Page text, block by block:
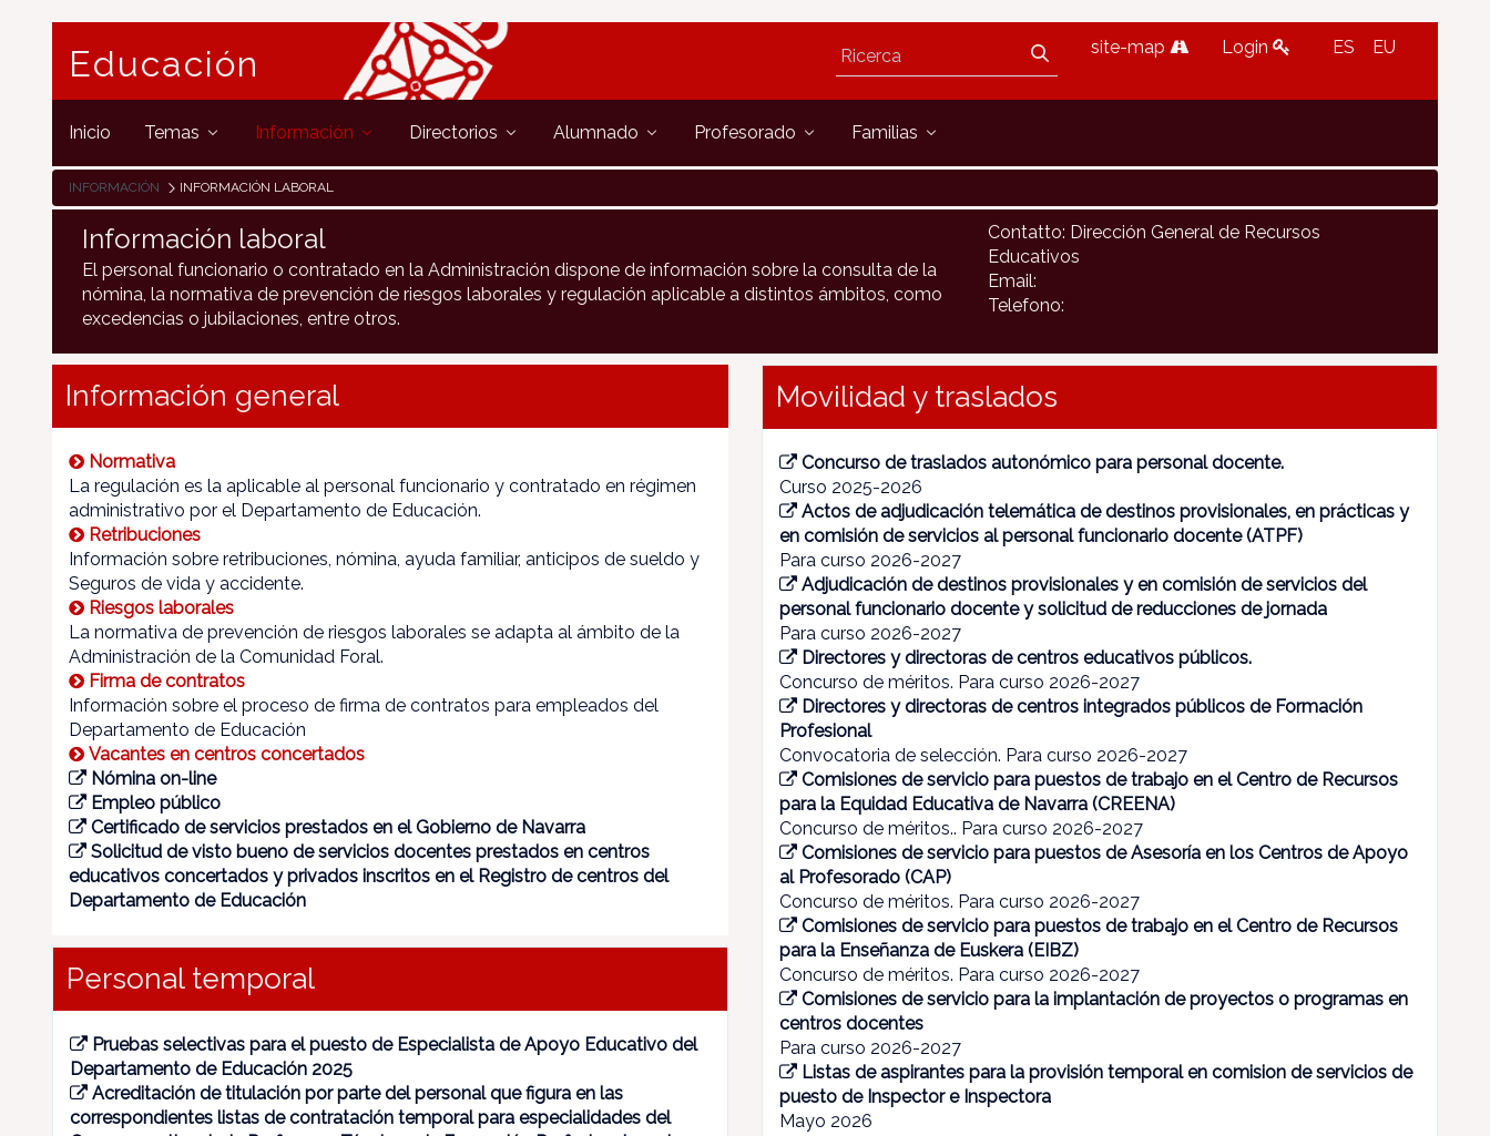
Educación site-map Login ES EU
Inicio Temas Información Directorios Alumnado Profesorado Familias
INFORMACIÓN INFORMACIÓN LABORAL
Información laboral
El personal funcionario o contratado en la Administración dispone de información sobre la consulta de la
nómina, la normativa de prevención de riesgos laborales y regulación aplicable a distintos ámbitos, como
excedencias o jubilaciones, entre otros.
Contatto: Dirección General de Recursos
Educativos
Email:
Telefono:
Información general
Normativa
La regulación es la aplicable al personal funcionario y contratado en régimen
administrativo por el Departamento de Educación.
Retribuciones
Información sobre retribuciones, nómina, ayuda familiar, anticipos de sueldo y
Seguros de vida y accidente.
Riesgos laborales
La normativa de prevención de riesgos laborales se adapta al ámbito de la
Administración de la Comunidad Foral.
Firma de contratos
Información sobre el proceso de firma de contratos para empleados del
Departamento de Educación
Vacantes en centros concertados
Nómina on-line
Empleo público
Certificado de servicios prestados en el Gobierno de Navarra
Solicitud de visto bueno de servicios docentes prestados en centros
educativos concertados y privados inscritos en el Registro de centros del
Departamento de Educación
Personal temporal
Pruebas selectivas para el puesto de Especialista de Apoyo Educativo del
Departamento de Educación 2025
Acreditación de titulación por parte del personal que figura en las
correspondientes listas de contratación temporal para especialidades del
Movilidad y traslados
Concurso de traslados autonómico para personal docente.
Curso 2025-2026
Actos de adjudicación telemática de destinos provisionales, en prácticas y
en comisión de servicios al personal funcionario docente (ATPF)
Para curso 2026-2027
Adjudicación de destinos provisionales y en comisión de servicios del
personal funcionario docente y solicitud de reducciones de jornada
Para curso 2026-2027
Directores y directoras de centros educativos públicos.
Concurso de méritos. Para curso 2026-2027
Directores y directoras de centros integrados públicos de Formación
Profesional
Convocatoria de selección. Para curso 2026-2027
Comisiones de servicio para puestos de trabajo en el Centro de Recursos
para la Equidad Educativa de Navarra (CREENA)
Concurso de méritos.. Para curso 2026-2027
Comisiones de servicio para puestos de Asesoría en los Centros de Apoyo
al Profesorado (CAP)
Concurso de méritos. Para curso 2026-2027
Comisiones de servicio para puestos de trabajo en el Centro de Recursos
para la Enseñanza de Euskera (EIBZ)
Concurso de méritos. Para curso 2026-2027
Comisiones de servicio para la implantación de proyectos o programas en
centros docentes
Para curso 2026-2027
Listas de aspirantes para la provisión temporal en comision de servicios de
puesto de Inspector e Inspectora
Mayo 2026